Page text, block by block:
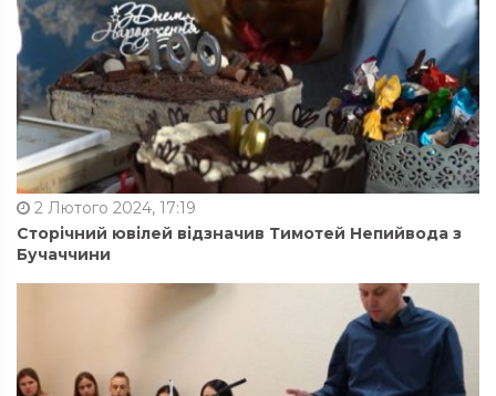
2 Лютого 2024, 17:19
Сторічний ювілей відзначив Тимотей Непийвода з
Бучаччини